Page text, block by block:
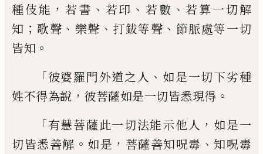
種伎能 ，若書 、 若印 、 若數 、若算一切解
知 ； 歌聲 、 樂聲 、 打鈸等聲 、 節脈處等一切
皆知 。
「彼婆羅門外道之人 、 如是一切下劣種
姓不得為說 ， 彼菩薩如是一切皆悉現得 。
「有慧菩薩此一切法能示他人 ， 如是一
切皆悉善解 。 如是 ， 菩薩善知呪毒 、知呪毒